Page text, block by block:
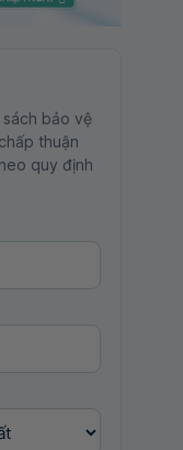
bảo vệ
thuận
quy định